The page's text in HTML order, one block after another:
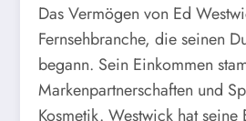
Das Vermögen von Ed
Fernsehbranche, die seinen
begann. Sein Einkommen
Markenpartnerschaften und
Kosmetik. Westwick hat